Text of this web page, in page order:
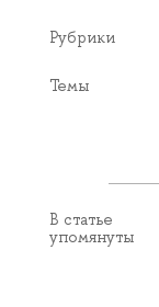
Рубрики
Темы
В статье
упомянуты